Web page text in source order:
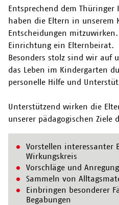
Entsprechend dem Thüringer
haben die Eltern in unserem
Entscheidungen
Einrichtung ein Elternbeirat.
Besonders stolz sind wir auf
das Leben im Kindergarten
personelle Hilfe und
Unterstützend wirken die
unserer pädagogischen Ziele
Vorstellen interessanter
Wirkungskreis
Vorschläge und
Sammeln von
Einbringen besonderer
Begabungen